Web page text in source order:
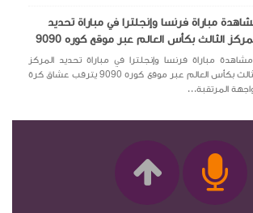
مباراة فرنسا وإنجلترا في مباراة تحديد
الثالث بكأس العالم عبر موقع كوره 9090
مشاهدة مباراة فرنسا وإنجلترا في مباراة تحديد المركز
الثالث بكأس العالم عبر موقع كوره 9090 يترقب عشاق كرة
المرتقبة...